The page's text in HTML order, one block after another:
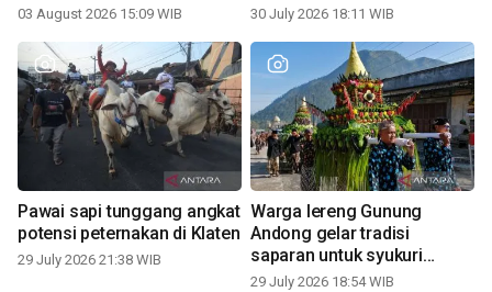
03 August 2026 15:09 WIB 30 July 2026 18:11 WIB
Pawai sapi tunggang angkat
potensi peternakan di Klaten
29 July 2026 21:38 WIB
Warga lereng Gunung
Andong gelar tradisi
saparan untuk syukuri
panen
29 July 2026 18:54 WIB